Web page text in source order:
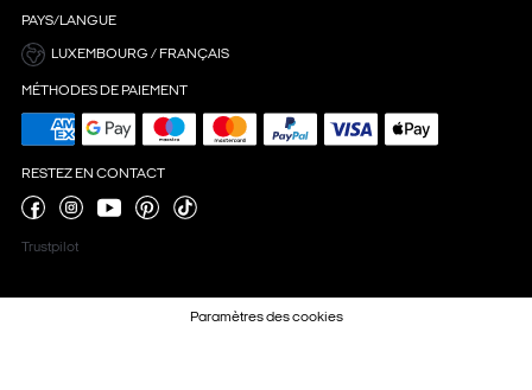
PAYS/LANGUE
LUXEMBOURG / FRANÇAIS
MÉTHODES DE PAIEMENT
RESTEZ EN CONTACT
Trustpilot
Paramètres des cookies